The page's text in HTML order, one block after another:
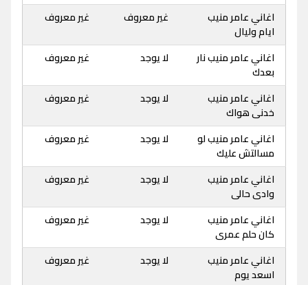
اغاني عامر منيب
ايام وليال
غير معروف غير معروف
اغاني عامر منيب نار
بعدك
لا يوجد غير معروف
اغاني عامر منيب
خدنى هواك
لا يوجد غير معروف
اغاني عامر منيب لو
مسالتش عليك
لا يوجد غير معروف
اغاني عامر منيب
وادى حالى
لا يوجد غير معروف
اغاني عامر منيب
كان حلم عمرى
لا يوجد غير معروف
اغاني عامر منيب
اسعد يوم
لا يوجد غير معروف